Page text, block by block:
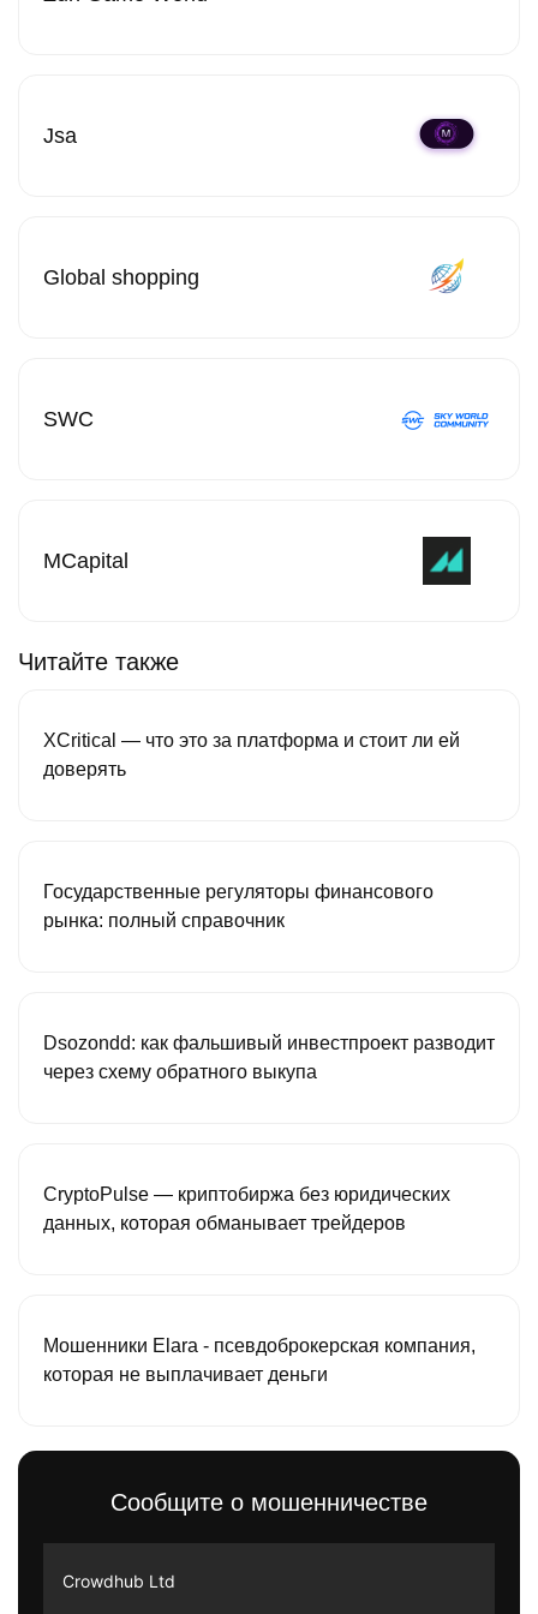
Jsa
Global shopping
SWC
MCapital
Читайте также
XCritical — что это за платформа и стоит ли ей
доверять
Государственные регуляторы финансового
рынка: полный справочник
Dsozondd: как фальшивый инвестпроект разводит
через схему обратного выкупа
CryptoPulse — криптобиржа без юридических
данных, которая обманывает трейдеров
Мошенники Elara - псевдоброкерская компания,
которая не выплачивает деньги
Сообщите о мошенничестве